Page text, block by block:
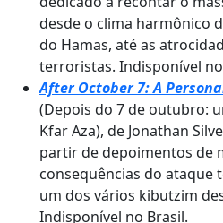
desde o clima harmônico
do Hamas, até as
terroristas. Indisponível
After October 7: A
(Depois do 7 de outubro:
Kfar Aza), de Jonathan
partir de depoimentos de
consequências do ataque
um dos vários kibutzim
Indisponível no Brasil.